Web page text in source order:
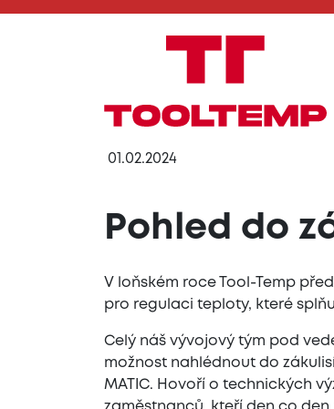
01.02.2024
Pohled do
V loňském roce Tool-Temp
pro regulaci teploty, které
Celý náš vývojový tým pod
možnost nahlédnout do
MATIC. Hovoří o technických